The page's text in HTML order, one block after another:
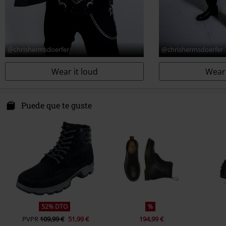
@chrishermsdoerfer
Wear it loud
@chrishermsdoerfer
Puede que te guste
52% DTO
PVPR109,99 € 51,99 €
%
194,99 €